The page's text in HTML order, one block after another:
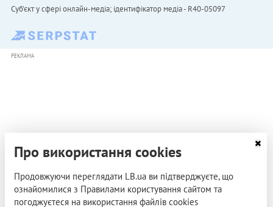
Cуб'єкт у сфері онлайн-медіа; ідентифікатор медіа - R40-05097
РЕКЛАМА
Про використання cookies
Продовжуючи переглядати LB.ua ви підтверджуєте, що
ознайомилися з Правилами користування сайтом та
погоджуєтеся на використання файлів cookies